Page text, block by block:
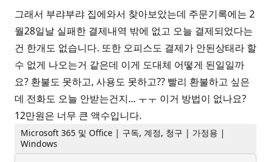
그래서 부랴부랴 집에와서 찾아보았는데 주문기록에는 2
월28일날 실패한 결제내역 밖에 없고 오늘 결제되었다는
건 한개도 없습니다. 또한 오피스도 결제가 안된상태라 할
수 없게 나오는거 같은데 이게 도대체 어떻게 된일일까
요? 환불도 못하고, 사용도 못하고?? 빨리 환불하고 싶은
데 전화도 오늘 안받는건지... ㅜㅜ 이거 방법이 없나요?
12만원은 너무 큰 액수입니다.
Microsoft 365 및 Office | 구독, 계정, 청구 | 가정용 |
Windows